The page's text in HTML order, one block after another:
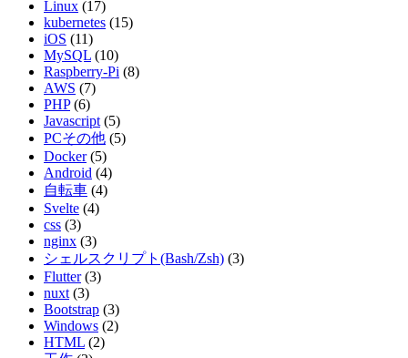
Linux (17)
kubernetes (15)
iOS (11)
MySQL (10)
Raspberry-Pi (8)
AWS (7)
PHP (6)
Javascript (5)
PCその他 (5)
Docker (5)
Android (4)
自転車 (4)
Svelte (4)
css (3)
nginx (3)
シェルスクリプト(Bash/Zsh) (3)
Flutter (3)
nuxt (3)
Bootstrap (3)
Windows (2)
HTML (2)